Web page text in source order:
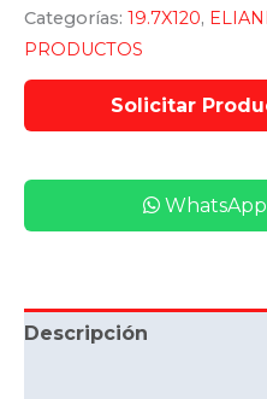
Categorías: 19.7X120,
PRODUCTOS
WhatsApp
Descripción